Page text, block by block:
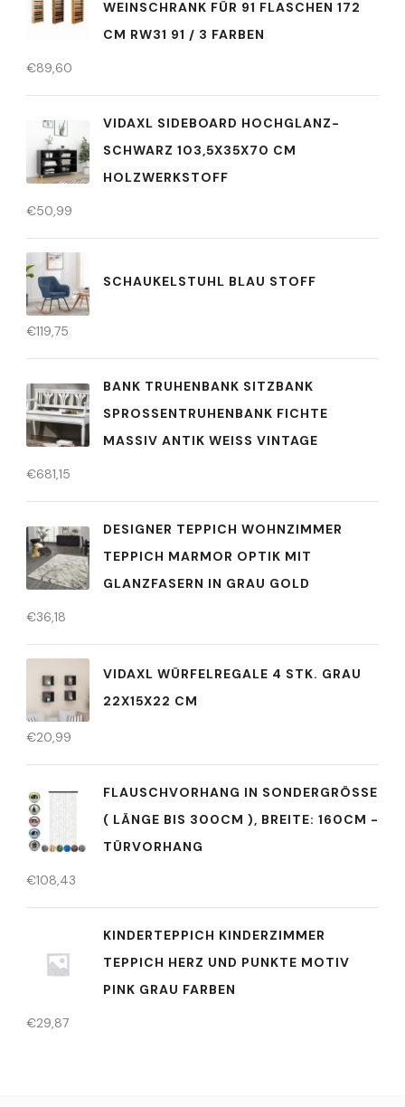
WEINSCHRANK FÜR 91 FLASCHEN 172
CM RW31 91 / 3 FARBEN
€89,60
VIDAXL SIDEBOARD HOCHGLANZ-
SCHWARZ 103,5X35X70 CM
HOLZWERKSTOFF
€50,99
SCHAUKELSTUHL BLAU STOFF
€119,75
BANK TRUHENBANK SITZBANK
SPROSSENTRUHENBANK FICHTE
MASSIV ANTIK WEISS VINTAGE
€681,15
DESIGNER TEPPICH WOHNZIMMER
TEPPICH MARMOR OPTIK MIT
GLANZFASERN IN GRAU GOLD
€36,18
VIDAXL WÜRFELREGALE 4 STK. GRAU
22X15X22 CM
€20,99
FLAUSCHVORHANG IN SONDERGRÖSSE (
LÄNGE BIS 300CM ), BREITE: 160CM - T
ÜRVORHANG
€108,43
KINDERTEPPICH KINDERZIMMER
TEPPICH HERZ UND PUNKTE MOTIV
PINK GRAU FARBEN
€29,87